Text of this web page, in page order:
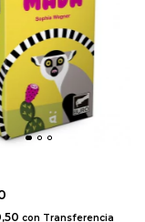
con Transferencia